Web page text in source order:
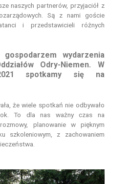
naszych partnerów, przyjaciół z
Są z nami goście
i przedstawicieli różnych
wydarzenia
Odry-Niemen. W
spotkamy się na
że wiele spotkań nie odbywało
To dla nas ważny czas na
planowanie w pięknym
szkoleniowym, z zachowaniem